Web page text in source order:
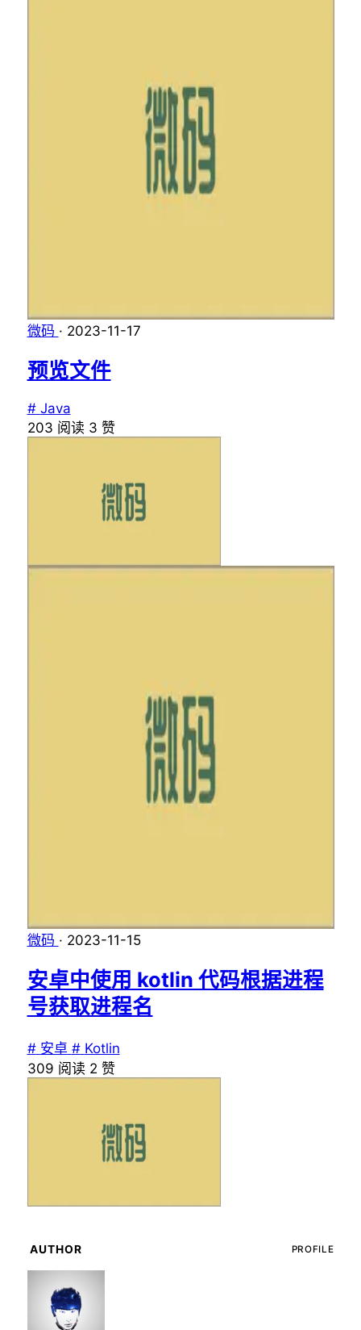
微码 · 2023-11-17
预览文件
# Java
203 阅读 3 赞
微码 · 2023-11-15
安卓中使用 kotlin 代码根据进程
号获取进程名
# 安卓 # Kotlin
309 阅读 2 赞
AUTHOR PROFILE